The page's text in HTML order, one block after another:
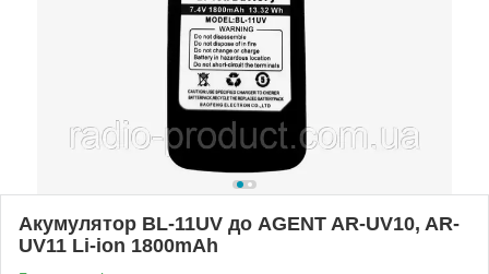
Акумулятор BL-11UV до AGENT AR-UV10, AR-
UV11 Li-ion 1800mAh